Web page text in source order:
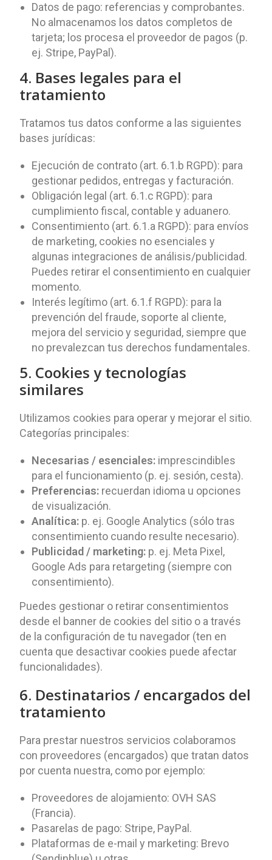
Datos de pago: referencias y comprobantes.
No almacenamos los datos completos de
tarjeta; los procesa el proveedor de pagos (p.
ej. Stripe, PayPal).
4. Bases legales para el
tratamiento
Tratamos tus datos conforme a las siguientes
bases jurídicas:
Ejecución de contrato (art. 6.1.b RGPD): para
gestionar pedidos, entregas y facturación.
Obligación legal (art. 6.1.c RGPD): para
cumplimiento fiscal, contable y aduanero.
Consentimiento (art. 6.1.a RGPD): para envíos
de marketing, cookies no esenciales y
algunas integraciones de análisis/publicidad.
Puedes retirar el consentimiento en cualquier
momento.
Interés legítimo (art. 6.1.f RGPD): para la
prevención del fraude, soporte al cliente,
mejora del servicio y seguridad, siempre que
no prevalezcan tus derechos fundamentales.
5. Cookies y tecnologías
similares
Utilizamos cookies para operar y mejorar el sitio.
Categorías principales:
Necesarias / esenciales: imprescindibles
para el funcionamiento (p. ej. sesión, cesta).
Preferencias: recuerdan idioma u opciones
de visualización.
Analítica: p. ej. Google Analytics (sólo tras
consentimiento cuando resulte necesario).
Publicidad / marketing: p. ej. Meta Pixel,
Google Ads para retargeting (siempre con
consentimiento).
Puedes gestionar o retirar consentimientos
desde el banner de cookies del sitio o a través
de la configuración de tu navegador (ten en
cuenta que desactivar cookies puede afectar
funcionalidades).
6. Destinatarios / encargados del
tratamiento
Para prestar nuestros servicios colaboramos
con proveedores (encargados) que tratan datos
por cuenta nuestra, como por ejemplo:
Proveedores de alojamiento: OVH SAS
(Francia).
Pasarelas de pago: Stripe, PayPal.
Plataformas de e-mail y marketing: Brevo